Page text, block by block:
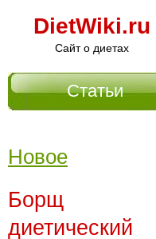
DietWiki.ru
Сайт о диетах
Главное
Статьи
Новое
Борщ
диетический